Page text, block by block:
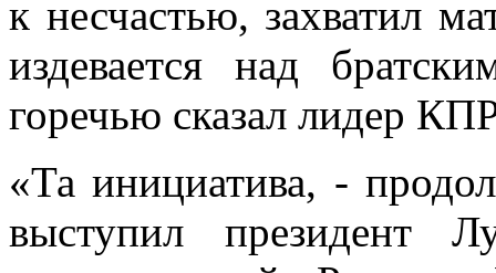
к несчастью, захватил
издевается над
горечью сказал лидер
«Та инициатива, -
выступил президент